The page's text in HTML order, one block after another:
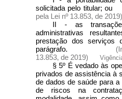
solicitada pelo
pela Lei nº 13.853, de 2019)
II - as
administrativas
prestação dos serviços
parágrafo.
13.853, de 2019)
§ 5º É vedado às
privados de assistência à
de dados de saúde para
de riscos na